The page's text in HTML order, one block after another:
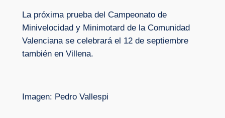
La próxima prueba del Campeonato de
Minivelocidad y Minimotard de la Comunidad
Valenciana se celebrará el 12 de septiembre
también en Villena.
Imagen: Pedro Vallespi